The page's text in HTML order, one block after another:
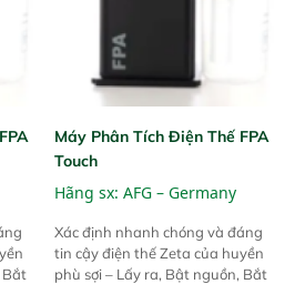
Bắt
Máy Phân Tích Điện Thế FPA
Touch
Hãng sx: AFG – Germany
Xác định nhanh chóng và đáng
tin cậy điện thế Zeta của huyền
phù sợi – Lấy ra, Bật nguồn, Bắt